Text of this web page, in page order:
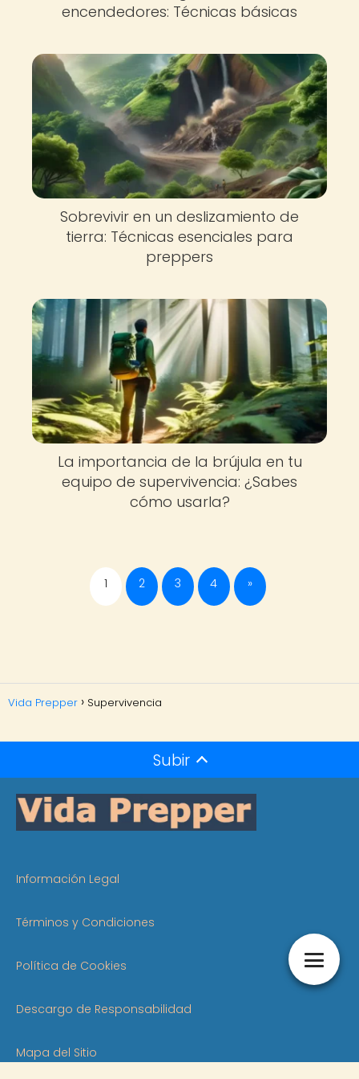
encendedores: Técnicas básicas
Sobrevivir en un deslizamiento de
tierra: Técnicas esenciales para
preppers
La importancia de la brújula en tu
equipo de supervivencia: ¿Sabes
cómo usarla?
1 2 3 4 »
Vida Prepper Supervivencia
Subir
Información Legal
Términos y Condiciones
Política de Cookies
Descargo de Responsabilidad
Mapa del Sitio